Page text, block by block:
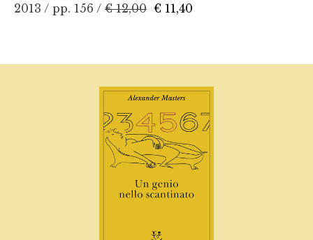
2013 / pp. 156 / € 12,00 € 11,40